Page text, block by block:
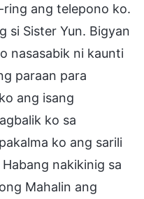
ang telepono ko.
si Sister Yun. Bigyan
nasasabik ni kaunti
paraan para
ang isang
ko sa
ko ang sarili
nakikinig sa
Mahalin ang